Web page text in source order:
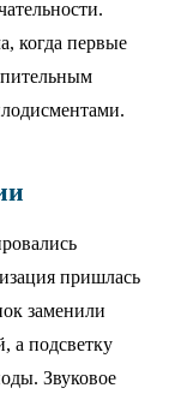
когда первые
пришлась
заменили
а подсветку
Звуковое